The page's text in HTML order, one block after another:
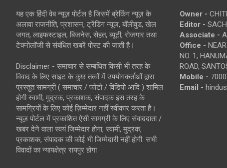
यह एक हिंदी वेब न्यूज़ पोर्टल है जिसमें ब्रेकिंग न्यूज़ के
अलावा राजनीति, प्रशासन, ट्रेंडिंग न्यूज, बॉलीवुड, खेल
जगत, लाइफस्टाइल, बिजनेस, सेहत, ब्यूटी, रोजगार तथा
टेक्नोलॉजी से संबंधित खबरें पोस्ट की जाती है।
Disclaimer - समाचार से सम्बंधित किसी भी तरह के
विवाद के लिए साइट के कुछ तत्वों में उपयोगकर्ताओं द्वारा
प्रस्तुत सामग्री ( समाचार / फोटो / विडियो आदि ) शामिल
होगी स्वामी, मुद्रक, प्रकाशक, संपादक इस तरह के
सामग्रियों के लिए कोई ज़िम्मेदार नहीं स्वीकार करता है।
न्यूज़ पोर्टल में प्रकाशित ऐसी सामग्री के लिए संवाददाता /
खबर देने वाला स्वयं जिम्मेदार होगा, स्वामी, मुद्रक,
प्रकाशक, संपादक की कोई भी जिम्मेदारी नहीं होगी. सभी
विवादों का न्यायक्षेत्र रायपुर होगा
Owner -
Editor -
Associate -
Office -
NO. 1,
ROAD,
Mobile -
Email -